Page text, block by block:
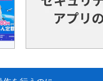
の利用